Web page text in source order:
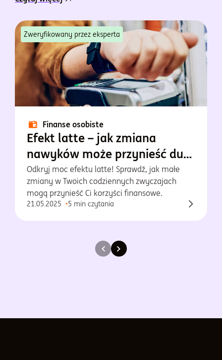
Zweryfikowany przez eksperta
Finanse osobiste
Efekt latte – jak zmiana
nawyków może przynieść duże
oszczędności?
Odkryj moc efektu latte! Sprawdź, jak małe
zmiany w Twoich codziennych zwyczajach
mogą przynieść Ci korzyści finansowe.
21.05.2025 5 min czytania